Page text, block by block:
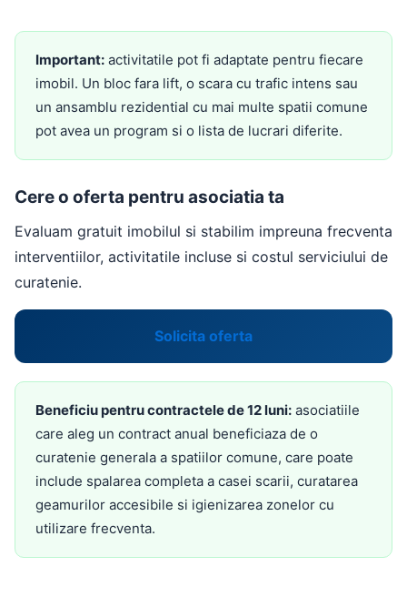
Important: activitatile pot fi adaptate pentru fiecare
imobil. Un bloc fara lift, o scara cu trafic intens sau
un ansamblu rezidential cu mai multe spatii comune
pot avea un program si o lista de lucrari diferite.
Cere o oferta pentru asociatia ta
Evaluam gratuit imobilul si stabilim impreuna frecventa
interventiilor, activitatile incluse si costul serviciului de
curatenie.
Solicita oferta
Beneficiu pentru contractele de 12 luni: asociatiile
care aleg un contract anual beneficiaza de o
curatenie generala a spatiilor comune, care poate
include spalarea completa a casei scarii, curatarea
geamurilor accesibile si igienizarea zonelor cu
utilizare frecventa.